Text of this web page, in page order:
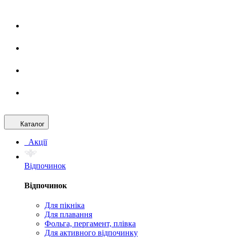
Каталог
Акції
Відпочинок
Відпочинок
Для пікніка
Для плавання
Фольга, пергамент, плівка
Для активного відпочинку